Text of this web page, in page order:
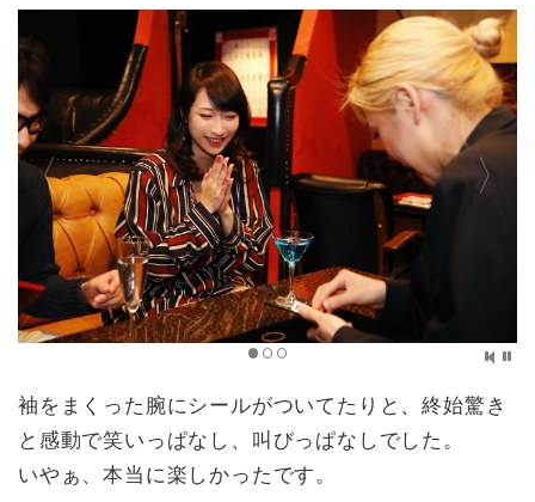
袖をまくった腕にシールがついてたりと、終始驚き
と感動で笑いっぱなし、叫びっぱなしでした。
いやぁ、本当に楽しかったです。